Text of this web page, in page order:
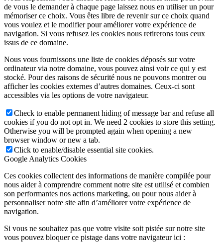
de vous le demander à chaque page laissez nous en utiliser un pour
mémoriser ce choix. Vous êtes libre de revenir sur ce choix quand
vous voulez et le modifier pour améliorer votre expérience de
navigation. Si vous refusez les cookies nous retirerons tous ceux
issus de ce domaine.
Nous vous fournissons une liste de cookies déposés sur votre
ordinateur via notre domaine, vous pouvez ainsi voir ce qui y est
stocké. Pour des raisons de sécurité nous ne pouvons montrer ou
afficher les cookies externes d’autres domaines. Ceux-ci sont
accessibles via les options de votre navigateur.
Check to enable permanent hiding of message bar and refuse all
cookies if you do not opt in. We need 2 cookies to store this setting.
Otherwise you will be prompted again when opening a new
browser window or new a tab.
Click to enable/disable essential site cookies.
Google Analytics Cookies
Ces cookies collectent des informations de manière compilée pour
nous aider à comprendre comment notre site est utilisé et combien
son performantes nos actions marketing, ou pour nous aider à
personnaliser notre site afin d’améliorer votre expérience de
navigation.
Si vous ne souhaitez pas que votre visite soit pistée sur notre site
vous pouvez bloquer ce pistage dans votre navigateur ici :